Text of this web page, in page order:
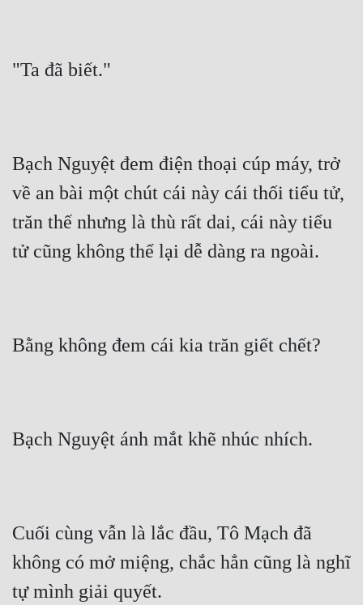
"Ta đã biết."
Bạch Nguyệt đem điện thoại cúp máy, trở
về an bài một chút cái này cái thối tiểu tử,
trăn thế nhưng là thù rất dai, cái này tiểu
tử cũng không thể lại dễ dàng ra ngoài.
Bằng không đem cái kia trăn giết chết?
Bạch Nguyệt ánh mắt khẽ nhúc nhích.
Cuối cùng vẫn là lắc đầu, Tô Mạch đã
không có mở miệng, chắc hẳn cũng là nghĩ
tự mình giải quyết.